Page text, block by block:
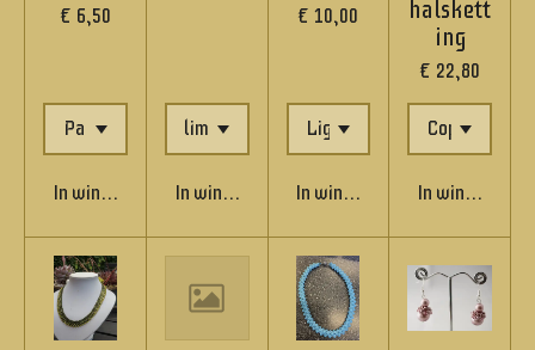
€ 6,50
In winkelwagenIn winkelwagen
€ 10,00
In winkelwagen
halskett
ing
€ 22,80
In